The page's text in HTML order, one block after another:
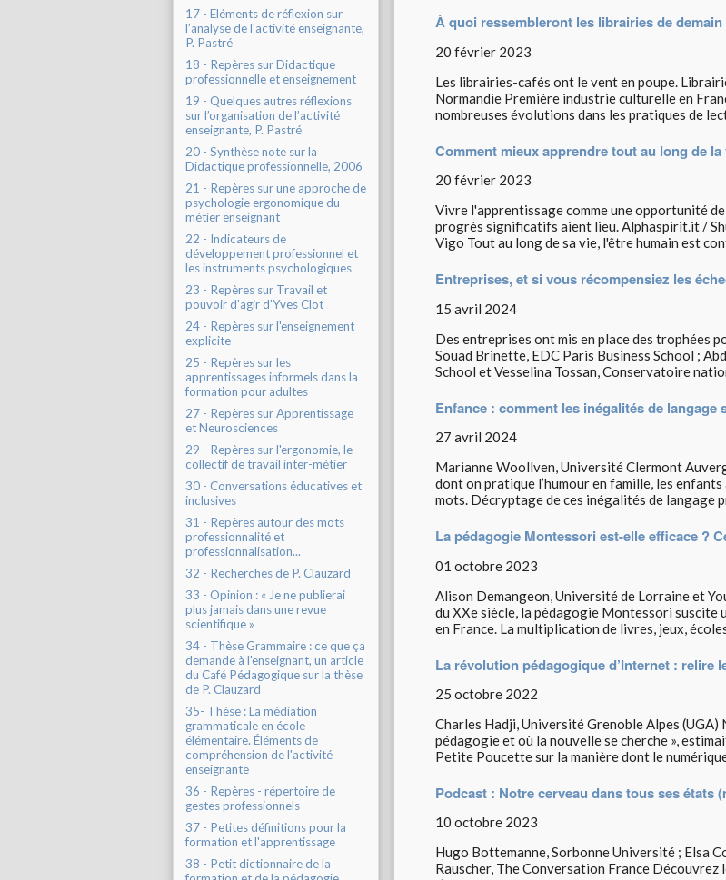
17 - Eléments de réflexion sur
l’analyse de l'activité enseignante,
P. Pastré
18 - Repères sur Didactique
professionnelle et enseignement
19 - Quelques autres réflexions
sur l’organisation de l’activité
enseignante, P. Pastré
20 - Synthèse note sur la
Didactique professionnelle, 2006
21 - Repères sur une approche de
psychologie ergonomique du
métier enseignant
22 - Indicateurs de
développement professionnel et
les instruments psychologiques
23 - Repères sur Travail et
pouvoir d’agir d’Yves Clot
24 - Repères sur l'enseignement
explicite
25 - Repères sur les
apprentissages informels dans la
formation pour adultes
27 - Repères sur Apprentissage
et Neurosciences
29 - Repères sur l'ergonomie, le
collectif de travail inter-métier
30 - Conversations éducatives et
inclusives
31 - Repères autour des mots
professionnalité et
professionnalisation...
32 - Recherches de P. Clauzard
33 - Opinion : « Je ne publierai
plus jamais dans une revue
scientifique »
34 - Thèse Grammaire : ce que ça
demande à l'enseignant, un article
du Café Pédagogique sur la thèse
de P. Clauzard
35- Thèse : La médiation
grammaticale en école
élémentaire. Éléments de
compréhension de l'activité
enseignante
36 - Repères - répertoire de
gestes professionnels
37 - Petites définitions pour la
formation et l'apprentissage
38 - Petit dictionnaire de la
À quoi ressembleront les librairies de demain
20 février 2023
Les librairies-cafés ont le vent en poupe.
Normandie Première industrie culturelle en
nombreuses évolutions dans les pratiques de
Comment mieux apprendre tout au long de la
20 février 2023
Vivre l'apprentissage comme une opportunité
progrès significatifs aient lieu. Alphaspirit.it /
Vigo Tout au long de sa vie, l'être humain est
Entreprises, et si vous récompensiez les
15 avril 2024
Des entreprises ont mis en place des trophées
Souad Brinette, EDC Paris Business School ;
School et Vesselina Tossan, Conservatoire
Enfance : comment les inégalités de langage
27 avril 2024
Marianne Woollven, Université Clermont
dont on pratique l’humour en famille, les
mots. Décryptage de ces inégalités de langage
La pédagogie Montessori est-elle efficace ?
01 octobre 2023
Alison Demangeon, Université de Lorraine et
du XXe siècle, la pédagogie Montessori suscite
en France. La multiplication de livres, jeux, écoles
La révolution pédagogique d’Internet : relire
25 octobre 2022
Charles Hadji, Université Grenoble Alpes (UGA)
pédagogie et où la nouvelle se cherche »,
Petite Poucette sur la manière dont le
Podcast : Notre cerveau dans tous ses états
10 octobre 2023
Hugo Bottemanne, Sorbonne Université ; Elsa
Rauscher, The Conversation France